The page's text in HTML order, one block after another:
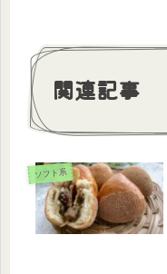
関連記事
ソフト系